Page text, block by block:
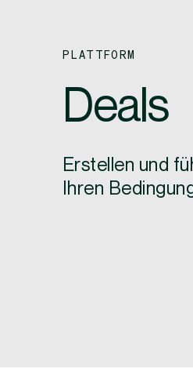
PLATTFORM
Deals
Erstellen und
Ihren